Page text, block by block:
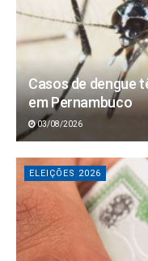
Casos de dengue
em Pernambuco
03/08/2026
ELEIÇÕES 2026